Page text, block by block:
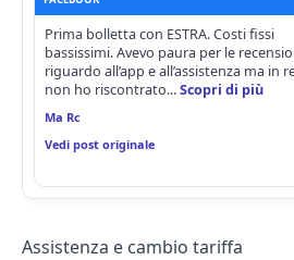
Prima bolletta con ESTRA. Costi fissi
bassissimi. Avevo paura per le
riguardo all’app e all’assistenza ma in
non ho riscontrato...Scopri di più
Ma Rc
Vedi post originale
Assistenza e cambio tariffa